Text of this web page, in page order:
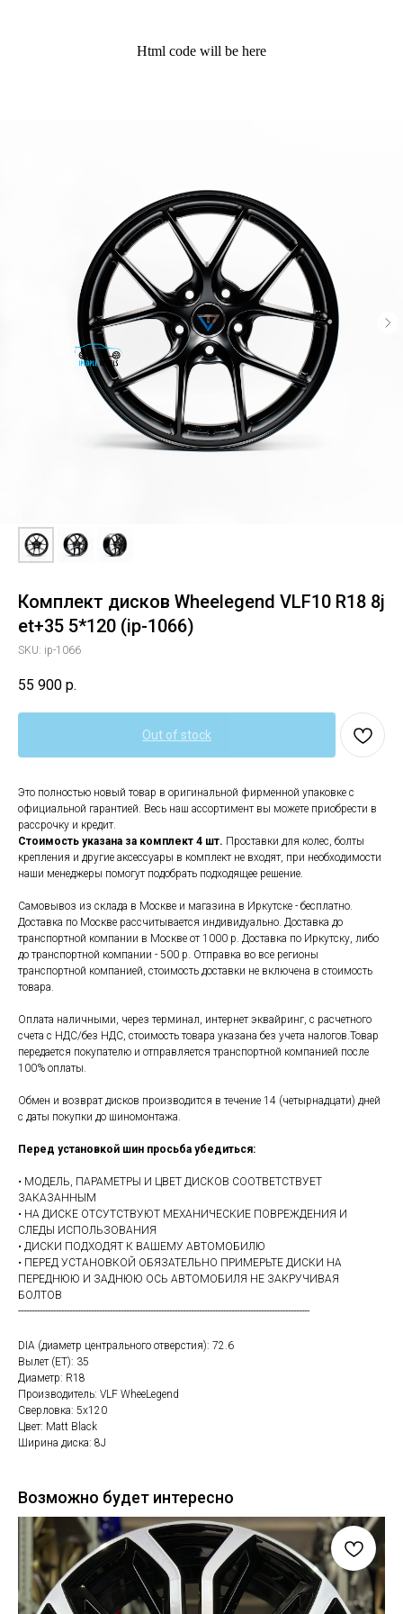
Html code will be here
Комплект дисков Wheelegend VLF10 R18 8j
et+35 5*120 (ip-1066)
SKU: ip-1066
55 900 р.
Out of stock
Это полностью новый товар в оригинальной фирменной упаковке с
официальной гарантией. Весь наш ассортимент вы можете приобрести в
рассрочку и кредит.
Стоимость указана за комплект 4 шт. Проставки для колес, болты
крепления и другие аксессуары в комплект не входят, при необходимости
наши менеджеры помогут подобрать подходящее решение.
Самовывоз из склада в Москве и магазина в Иркутске - бесплатно.
Доставка по Москве рассчитывается индивидуально. Доставка до
транспортной компании в Москве от 1000 р. Доставка по Иркутску, либо
до транспортной компании - 500 р. Отправка во все регионы
транспортной компанией, стоимость доставки не включена в стоимость
товара.
Оплата наличными, через терминал, интернет эквайринг, с расчетного
счета с НДС/без НДС, стоимость товара указана без учета налогов.Товар
передается покупателю и отправляется транспортной компанией после
100% оплаты.
Обмен и возврат дисков производится в течение 14 (четырнадцати) дней
с даты покупки до шиномонтажа.
Перед установкой шин просьба убедиться:
• МОДЕЛЬ, ПАРАМЕТРЫ И ЦВЕТ ДИСКОВ СООТВЕТСТВУЕТ
ЗАКАЗАННЫМ
• НА ДИСКЕ ОТСУТСТВУЮТ МЕХАНИЧЕСКИЕ ПОВРЕЖДЕНИЯ И
СЛЕДЫ ИСПОЛЬЗОВАНИЯ
• ДИСКИ ПОДХОДЯТ К ВАШЕМУ АВТОМОБИЛЮ
• ПЕРЕД УСТАНОВКОЙ ОБЯЗАТЕЛЬНО ПРИМЕРЬТЕ ДИСКИ НА
ПЕРЕДНЮЮ И ЗАДНЮЮ ОСЬ АВТОМОБИЛЯ НЕ ЗАКРУЧИВАЯ
БОЛТОВ
------------------------------------------------------------------------------------------------------------
DIA (диаметр центрального отверстия): 72.6
Вылет (ET): 35
Диаметр: R18
Производитель: VLF WheeLegend
Сверловка: 5х120
Цвет: Matt Black
Ширина диска: 8J
Возможно будет интересно